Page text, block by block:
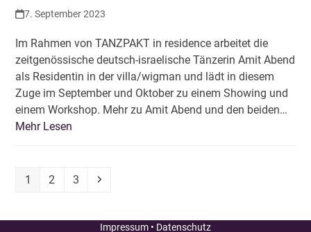
7. September 2023
Im Rahmen von TANZPAKT in residence arbeitet die
zeitgenössische deutsch-israelische Tänzerin Amit Abend
als Residentin in der villa/wigman und lädt in diesem
Zuge im September und Oktober zu einem Showing und
einem Workshop. Mehr zu Amit Abend und den beiden…
Mehr Lesen
Seite
1 Seite
2 Seite
3 Vorwärts
Impressum • Datenschutz